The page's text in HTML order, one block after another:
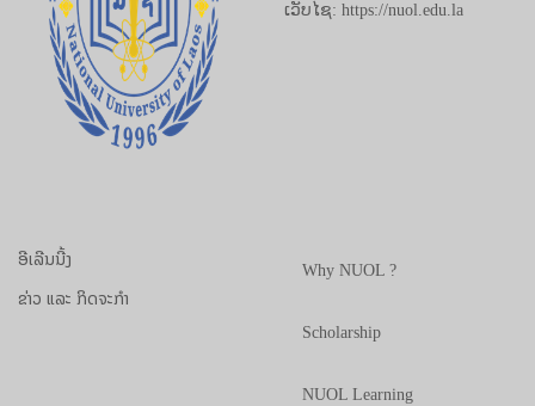
ເວັບໄຊ: https://nuol.edu.la
ອີເລີນນີ້ງ
ຂ່າວ ແລະ ກິດຈະກຳ
Why NUOL ?
Scholarship
NUOL Learning